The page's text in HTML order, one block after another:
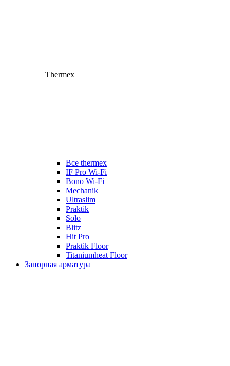
Thermex
Все thermex
IF Pro Wi-Fi
Bono Wi-Fi
Mechanik
Ultraslim
Praktik
Solo
Blitz
Hit Pro
Praktik Floor
Titaniumheat Floor
Запорная арматура